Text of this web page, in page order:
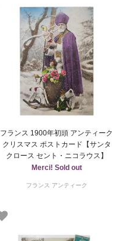
フランス 1900年初頭 アンティーク
クリスマス ポストカード【サンタ
クロース セント・ニコラウス】
Merci! Sold out
フランス アンティーク